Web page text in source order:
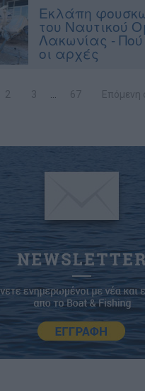
Εκλάπη
του Ναυτικού
Λακωνίας -
οι αρχές
2 3 67 Επόμενη